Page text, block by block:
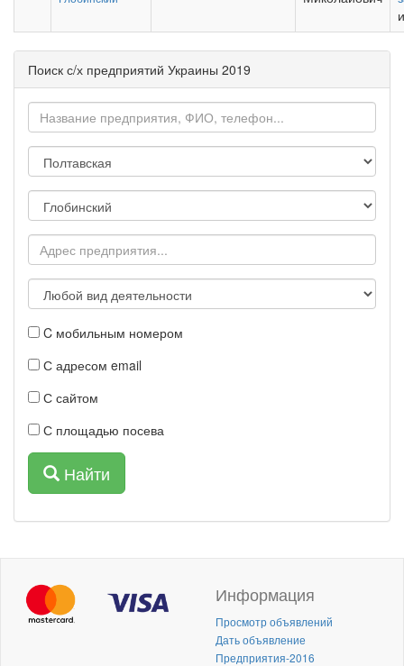
Поиск с/х предприятий Украины 2019
C мобильным номером
С адресом email
С сайтом
С площадью посева
Найти
Информация
Просмотр объявлений
Дать объявление
Предприятия-2016